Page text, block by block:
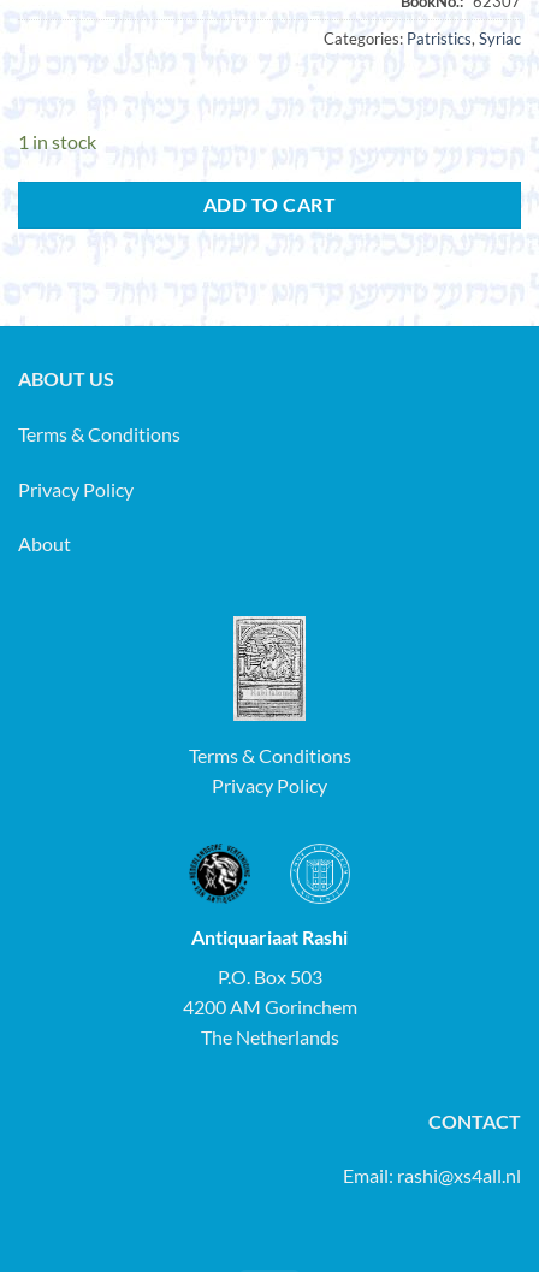
Categories: Patristics, Syriac
1 in stock
ADD TO CART
ABOUT US
Terms & Conditions
Privacy Policy
About
Terms & Conditions
Privacy Policy
Antiquariaat Rashi
P.O. Box 503
4200 AM Gorinchem
The Netherlands
CONTACT
Email: rashi@xs4all.nl